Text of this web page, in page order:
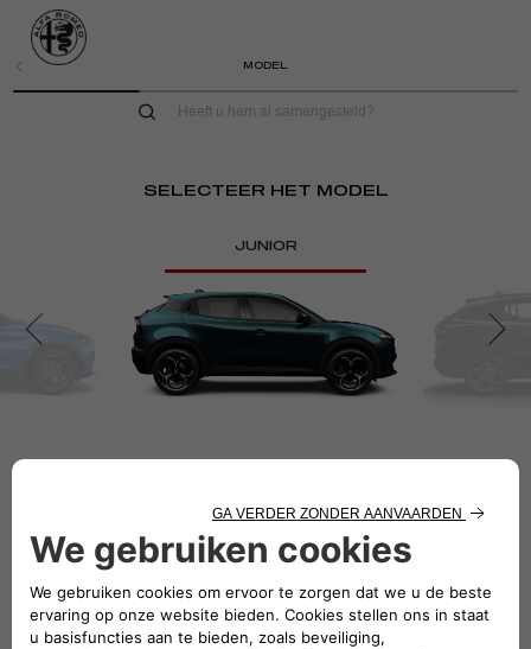
MODEL
SELECTEER HET MODEL
JUNIOR
PRIJSLIJST
€ 35.950,-
Beschikbaar in
Hybrid
Elektrisch